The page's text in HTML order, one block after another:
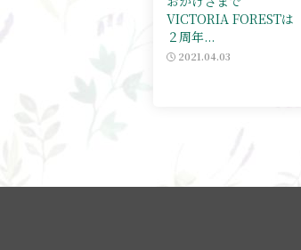
VICTORIA FORESTは
２周年...
2021.04.03